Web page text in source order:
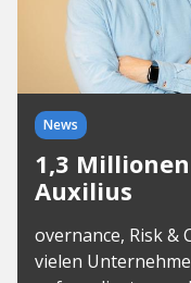
News
1,3
Auxilius
overnance, Risk &
vielen